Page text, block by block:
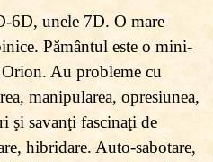
6D, unele 7D. O mare
Pământul este o mini-
Au probleme cu
manipularea, opresiunea,
savanţi fascinaţi de
hibridare. Auto-sabotare,